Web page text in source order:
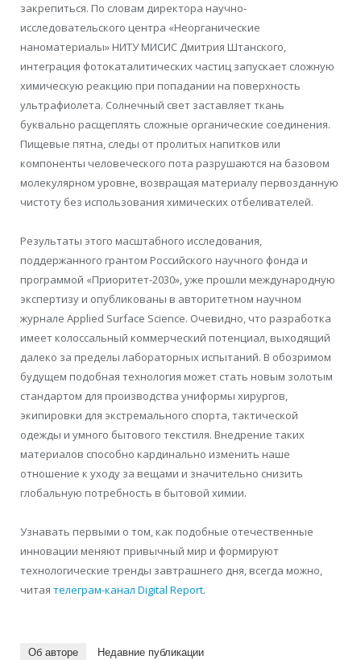
закрепиться. По словам директора научно-
исследовательского центра «Неорганические
наноматериалы» НИТУ МИСИС Дмитрия Штанского,
интеграция фотокаталитических частиц запускает сложную
химическую реакцию при попадании на поверхность
ультрафиолета. Солнечный свет заставляет ткань
буквально расщеплять сложные органические соединения.
Пищевые пятна, следы от пролитых напитков или
компоненты человеческого пота разрушаются на базовом
молекулярном уровне, возвращая материалу первозданную
чистоту без использования химических отбеливателей.
Результаты этого масштабного исследования,
поддержанного грантом Российского научного фонда и
программой «Приоритет-2030», уже прошли международную
экспертизу и опубликованы в авторитетном научном
журнале Applied Surface Science. Очевидно, что разработка
имеет колоссальный коммерческий потенциал, выходящий
далеко за пределы лабораторных испытаний. В обозримом
будущем подобная технология может стать новым золотым
стандартом для производства униформы хирургов,
экипировки для экстремального спорта, тактической
одежды и умного бытового текстиля. Внедрение таких
материалов способно кардинально изменить наше
отношение к уходу за вещами и значительно снизить
глобальную потребность в бытовой химии.
Узнавать первыми о том, как подобные отечественные
инновации меняют привычный мир и формируют
технологические тренды завтрашнего дня, всегда можно,
читая телеграм-канал Digital Report.
Об авторе Недавние публикации